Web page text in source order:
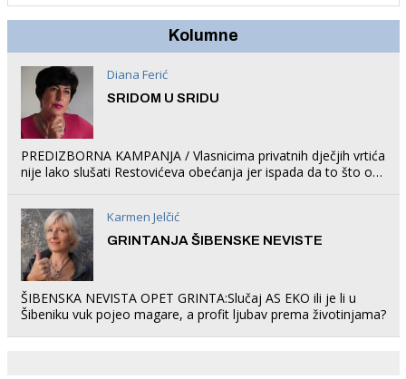
Kolumne
Diana Ferić
SRIDOM U SRIDU
PREDIZBORNA KAMPANJA / Vlasnicima privatnih dječjih vrtića
nije lako slušati Restovićeva obećanja jer ispada da to što oni
Karmen Jelčić
GRINTANJA ŠIBENSKE NEVISTE
ŠIBENSKA NEVISTA OPET GRINTA:Slučaj AS EKO ili je li u
Šibeniku vuk pojeo magare, a profit ljubav prema životinjama?